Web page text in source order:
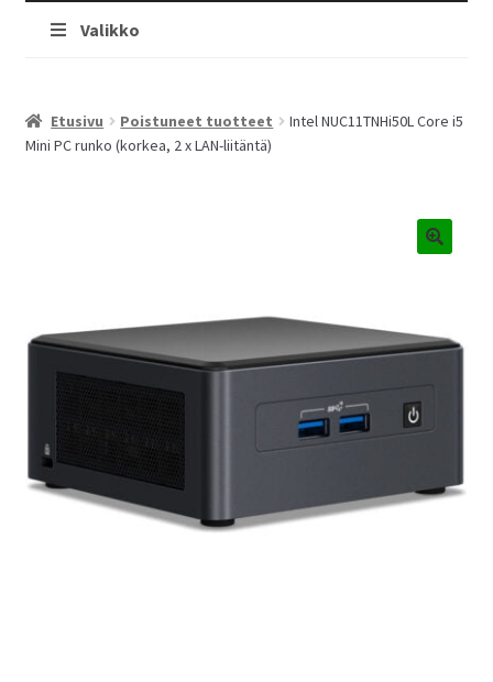
Valikko
Etusivu Poistuneet tuotteet
Intel NUC11TNHi50L Core i5
Mini PC runko (korkea, 2 x LAN-liitäntä)